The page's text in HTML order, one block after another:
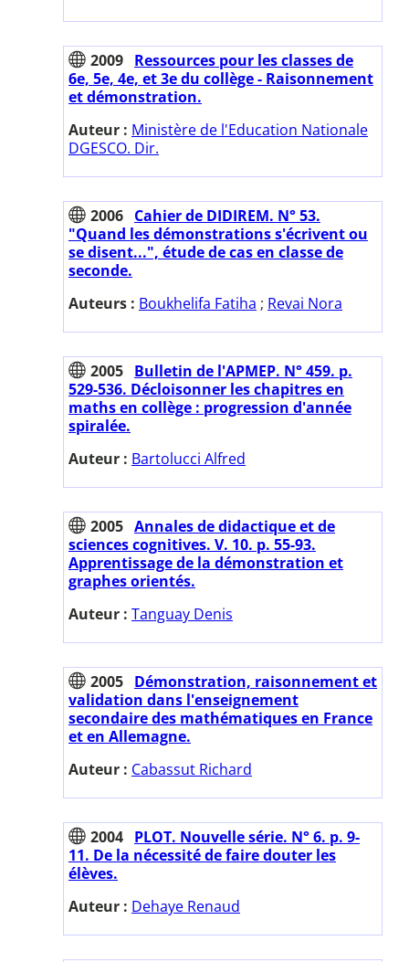
2009 Ressources pour les classes de
6e, 5e, 4e, et 3e du collège - Raisonnement
et démonstration.
Auteur : Ministère de l'Education Nationale
DGESCO. Dir.
2006 Cahier de DIDIREM. N° 53.
"Quand les démonstrations s'écrivent ou
se disent...", étude de cas en classe de
seconde.
Auteurs : Boukhelifa Fatiha ; Revai Nora
2005 Bulletin de l'APMEP. N° 459. p.
529-536. Décloisonner les chapitres en
maths en collège : progression d'année
spiralée.
Auteur : Bartolucci Alfred
2005 Annales de didactique et de
sciences cognitives. V. 10. p. 55-93.
Apprentissage de la démonstration et
graphes orientés.
Auteur : Tanguay Denis
2005 Démonstration, raisonnement et
validation dans l'enseignement
secondaire des mathématiques en France
et en Allemagne.
Auteur : Cabassut Richard
2004 PLOT. Nouvelle série. N° 6. p. 9-
11. De la nécessité de faire douter les
élèves.
Auteur : Dehaye Renaud